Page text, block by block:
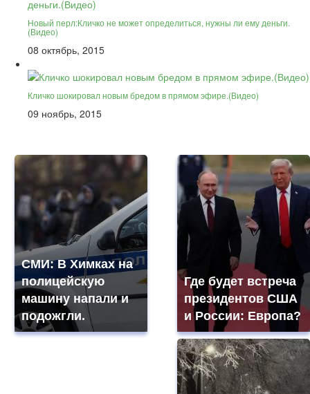
Новый перл:Кличко не может определиться, нужны ли ему деньги.
(Видео)
08 октябрь, 2015
Кличко шокировал новым бредом в прямом эфире.(Видео)
09 ноябрь, 2015
СМИ: В Химках на
полицейскую
машину напали и
подожгли.
Где будет встреча
президентов США
и России: Европа?